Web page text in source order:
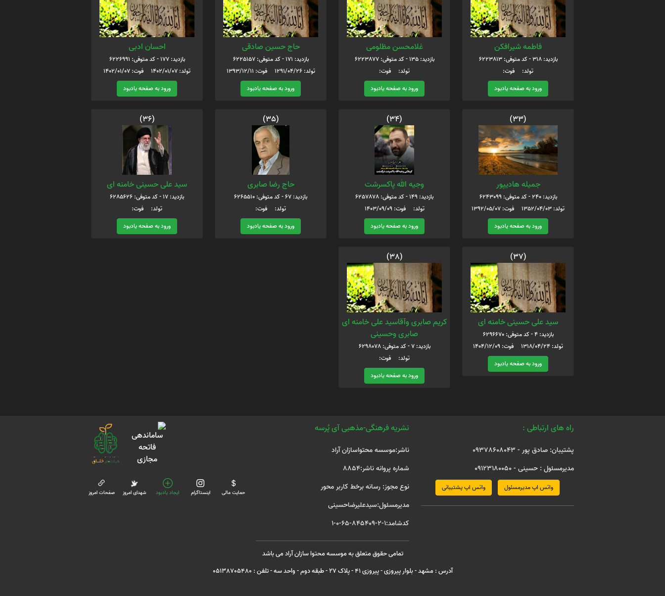
فاطمه شیرافکن
بازدید: 318 - کد متوفی: 6223813
تولد: فوت:
ورود به صفحه یادبود
غلامحسن مظلومی
بازدید: 135 - کد متوفی: 6223877
تولد: فوت:
ورود به صفحه یادبود
حاج حسین صادقی
بازدید: 171 - کد متوفی: 6225157
تولد: 1291/04/26 فوت: 1393/12/11
ورود به صفحه یادبود
احسان ادبی
بازدید: 177 - کد متوفی: 6226991
تولد: 1402/01/07 فوت: 1402/01/07
ورود به صفحه یادبود
(33)
جمیله هادیپور
بازدید: 240 - کد متوفی: 6243099
تولد: 1352/04/03 فوت: 1392/05/07
ورود به صفحه یادبود
(34)
وجیه الله پاکسرشت
بازدید: 149 - کد متوفی: 6257878
تولد: فوت: 1403/09/09
ورود به صفحه یادبود
(35)
حاج رضا صابری
بازدید: 67 - کد متوفی: 6265510
تولد: فوت:
ورود به صفحه یادبود
(36)
سید علی حسینی خامنه ای
بازدید: 17 - کد متوفی: 6285626
تولد: فوت:
ورود به صفحه یادبود
(37)
سید علی حسینی خامنه ای
بازدید: 4 - کد متوفی: 6296670
تولد: 1318/04/24 فوت: 1404/12/09
ورود به صفحه یادبود
(38)
کریم صابری وآقاسید علی خامنه ای
صابری وحسینی
بازدید: 7 - کد متوفی: 6298078
تولد: فوت:
ورود به صفحه یادبود
راه های ارتباطی :
پشتیبان: صادق پور - 09378608043
مدیرمسئول : حسینی - 09123180050
واتس اپ مدیرمسئول واتس اپ پشتیبانی
نشریه فرهنگی-مذهبی آی پُرسه
ناشر:موسسه محتواسازان آراد
شماره پروانه ناشر:8854
نوع مجوز: رسانه برخط کاربر محور
مدیرمسئول:سیدعلیرضاحسینی
کدشامد:1-2-845409-65-0-1
حمایت مالی اینستاگرام ایجاد یادبود شهدای امروز صفحات امروز
تمامی حقوق متعلق به موسسه محتوا سازان آراد می باشد
آدرس : مشهد - بلوار پیروزی - پیروزی 41 - پلاک 27 - طبقه دوم - واحد سه - تلفن : 05138705480